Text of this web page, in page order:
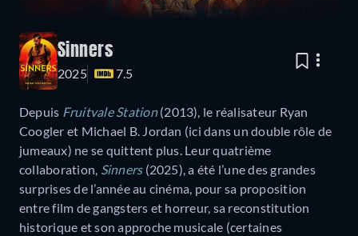
Sinners
2025 7.5
Depuis Fruitvale Station(2013), le réalisateur Ryan
Coogler et Michael B. Jordan (ici dans un double rôle de
jumeaux) ne se quittent plus. Leur quatrième
collaboration, Sinners(2025), a été l’une des grandes
surprises de l’année au cinéma, pour sa proposition
entre film de gangsters et horreur, sa reconstitution
historique et son approche musicale (certaines